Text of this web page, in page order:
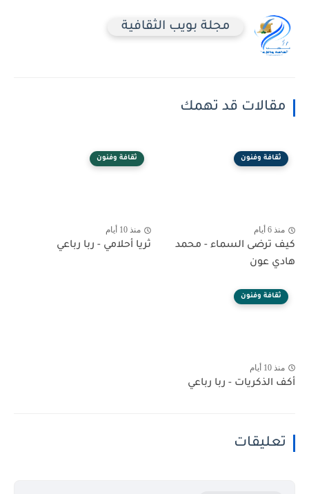
مجلة بويب الثقافية
مقالات قد تهمك
ثقافة وفنون
منذ 6 أيام
كيف ترضى السماء - محمد
هادي عون
ثقافة وفنون
منذ 10 أيام
ثريا أحلامي - ربا رباعي
ثقافة وفنون
منذ 10 أيام
أكف الذكريات - ربا رباعي
تعليقات